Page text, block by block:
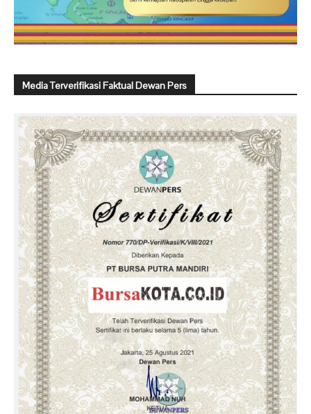
Media Terverifikasi Faktual Dewan Pers